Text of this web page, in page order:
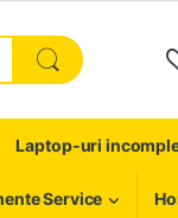
Laptop-uri
Service